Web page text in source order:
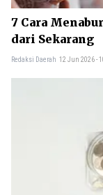
7 Cara
dari Sekarang
Redaksi Daerah 12 Jun 2026 -